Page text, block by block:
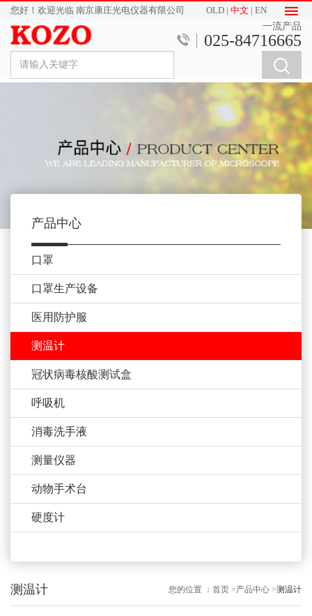
您好！欢迎光临 南京康庄光电仪器有限公司 OLD | 中文 | EN
一流产品
025-84716665
产品中心
口罩
口罩生产设备
医用防护服
测温计
冠状病毒核酸测试盒
呼吸机
消毒洗手液
测量仪器
动物手术台
硬度计
测温计 您的位置 ： 首页 >产品中心 >测温计